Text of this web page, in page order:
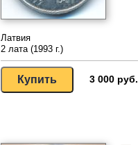
Латвия
2 лата (1993 г.)
3 000 руб.